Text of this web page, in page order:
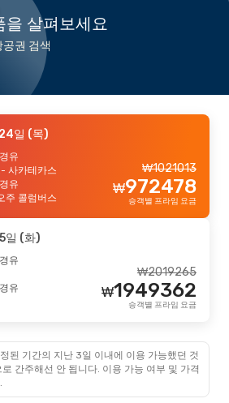
을 살펴보세요
권 검색
일 (목)
유
- 사카테카스
유
주 콜럼버스
1021013
₩
972478
₩
승객별 프라임 요금
일 (화)
유
유
2019265
₩
1949362
₩
승객별 프라임 요금
된 기간의 지난 3일 이내에 이용 가능했던 것
간주해선 안 됩니다. 이용 가능 여부 및 가격